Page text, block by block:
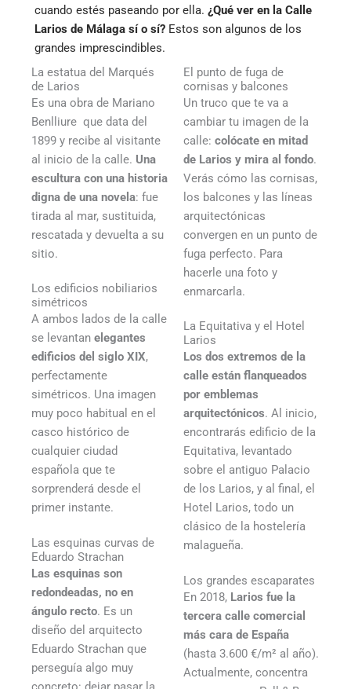
cuando estés paseando por ella. ¿Qué ver en la Calle
Larios de Málaga sí o sí? Estos son algunos de los
grandes imprescindibles.
La estatua del Marqués
de Larios
Es una obra de Mariano
Benlliure que data del
1899 y recibe al visitante
al inicio de la calle. Una
escultura con una historia
digna de una novela: fue
tirada al mar, sustituida,
rescatada y devuelta a su
sitio.
Los edificios nobiliarios
simétricos
A ambos lados de la calle
se levantan elegantes
edificios del siglo XIX,
perfectamente
simétricos. Una imagen
muy poco habitual en el
casco histórico de
cualquier ciudad
española que te
sorprenderá desde el
primer instante.
Las esquinas curvas de
Eduardo Strachan
Las esquinas son
redondeadas, no en
ángulo recto. Es un
diseño del arquitecto
Eduardo Strachan que
perseguía algo muy
El punto de fuga de
cornisas y balcones
Un truco que te va a
cambiar tu imagen de la
calle: colócate en mitad
de Larios y mira al fondo.
Verás cómo las cornisas,
los balcones y las líneas
arquitectónicas
convergen en un punto de
fuga perfecto. Para
hacerle una foto y
enmarcarla.
La Equitativa y el Hotel
Larios
Los dos extremos de la
calle están flanqueados
por emblemas
arquitectónicos. Al inicio,
encontrarás edificio de la
Equitativa, levantado
sobre el antiguo Palacio
de los Larios, y al final, el
Hotel Larios, todo un
clásico de la hostelería
malagueña.
Los grandes escaparates
En 2018, Larios fue la
tercera calle comercial
más cara de España
(hasta 3.600 €/m² al año).
Actualmente, concentra